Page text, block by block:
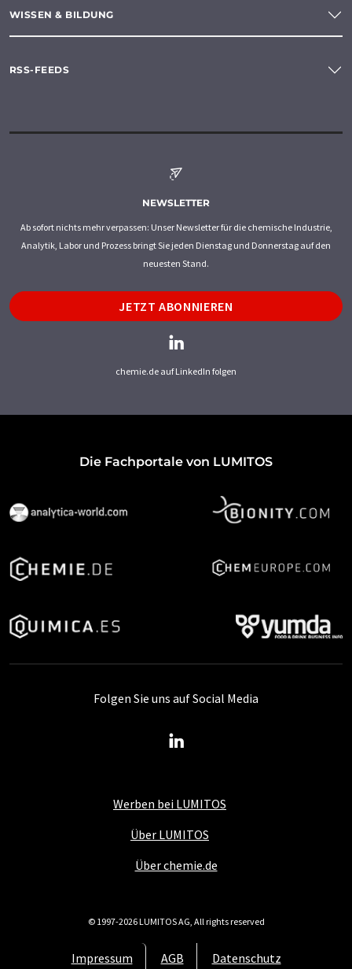
WISSEN & BILDUNG
RSS-FEEDS
NEWSLETTER
Ab sofort nichts mehr verpassen: Unser Newsletter für die chemische Industrie,
Analytik, Labor und Prozess bringt Sie jeden Dienstag und Donnerstag auf den
neuesten Stand.
JETZT ABONNIEREN
chemie.de auf LinkedIn folgen
Die Fachportale von LUMITOS
Werben bei LUMITOS
Über LUMITOS
Über chemie.de
Impressum AGB Datenschutz
Folgen Sie uns auf Social Media
© 1997-2026 LUMITOS AG, All rights reserved